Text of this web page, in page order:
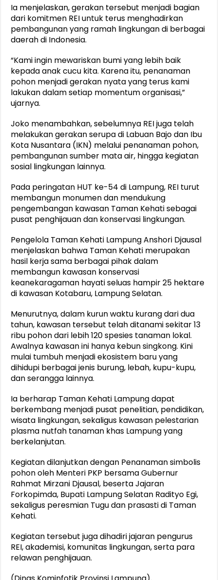
Ia menjelaskan, gerakan tersebut menjadi bagian
dari komitmen REI untuk terus menghadirkan
pembangunan yang ramah lingkungan di berbagai
daerah di Indonesia.
“Kami ingin mewariskan bumi yang lebih baik
kepada anak cucu kita. Karena itu, penanaman
pohon menjadi gerakan nyata yang terus kami
lakukan dalam setiap momentum organisasi,”
ujarnya.
Joko menambahkan, sebelumnya REI juga telah
melakukan gerakan serupa di Labuan Bajo dan Ibu
Kota Nusantara (IKN) melalui penanaman pohon,
pembangunan sumber mata air, hingga kegiatan
sosial lingkungan lainnya.
Pada peringatan HUT ke-54 di Lampung, REI turut
membangun monumen dan mendukung
pengembangan kawasan Taman Kehati sebagai
pusat penghijauan dan konservasi lingkungan.
Pengelola Taman Kehati Lampung Anshori Djausal
menjelaskan bahwa Taman Kehati merupakan
hasil kerja sama berbagai pihak dalam
membangun kawasan konservasi
keanekaragaman hayati seluas hampir 25 hektare
di kawasan Kotabaru, Lampung Selatan.
Menurutnya, dalam kurun waktu kurang dari dua
tahun, kawasan tersebut telah ditanami sekitar 13
ribu pohon dari lebih 120 spesies tanaman lokal.
Awalnya kawasan ini hanya kebun singkong. Kini
mulai tumbuh menjadi ekosistem baru yang
dihidupi berbagai jenis burung, lebah, kupu-kupu,
dan serangga lainnya.
Ia berharap Taman Kehati Lampung dapat
berkembang menjadi pusat penelitian, pendidikan,
wisata lingkungan, sekaligus kawasan pelestarian
plasma nutfah tanaman khas Lampung yang
berkelanjutan.
Kegiatan dilanjutkan dengan Penanaman simbolis
pohon oleh Menteri PKP bersama Gubernur
Rahmat Mirzani Djausal, beserta Jajaran
Forkopimda, Bupati Lampung Selatan Radityo Egi,
sekaligus peresmian Tugu dan prasasti di Taman
Kehati.
Kegiatan tersebut juga dihadiri jajaran pengurus
REI, akademisi, komunitas lingkungan, serta para
relawan penghijauan.